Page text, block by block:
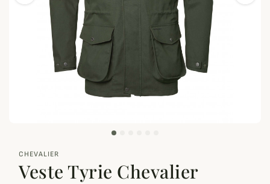
CHEVALIER
Veste Tyrie Chevalier